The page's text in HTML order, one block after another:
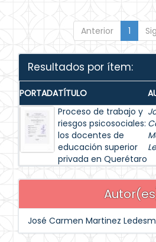
Anterior 1
Resultados por ítem:
PORTADATÍTULO
Proceso de trabajo y
riesgos psicosociales:
los docentes de
educación superior
privada en Querétaro
José Carmen Martinez